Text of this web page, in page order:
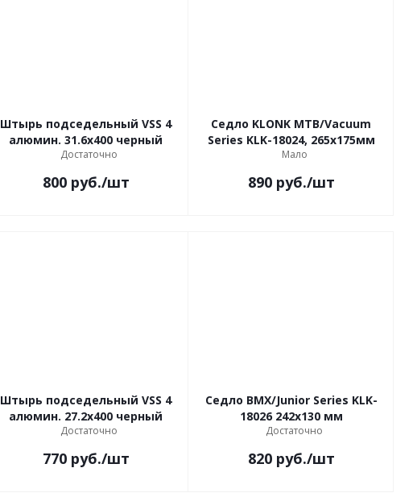
Штырь подседельный VSS 4
алюмин. 31.6x400 черный
Достаточно
800руб./шт
Седло KLONK MTB/Vacuum
Series KLK-18024, 265х175мм
Мало
890руб./шт
Штырь подседельный VSS 4
алюмин. 27.2x400 черный
Достаточно
770руб./шт
Седло BMX/Junior Series KLK-
18026 242х130 мм
Достаточно
820руб./шт